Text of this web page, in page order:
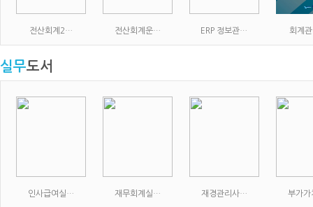
전산회계2… 전산회계운… ERP 정보관… 회계
실무도서
인사급여실… 재무회계실… 재경관리사… 부가